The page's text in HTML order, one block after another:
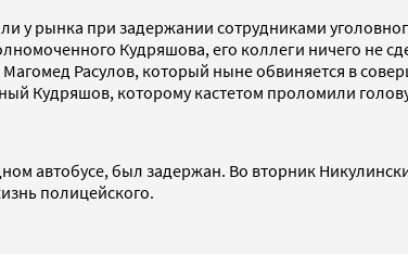
у рынка при задержании сотрудниками
Кудряшова, его коллеги ничего не
Расулов, который ныне обвиняется в
Кудряшов, которому кастетом проломили
автобусе, был задержан. Во вторник
полицейского.